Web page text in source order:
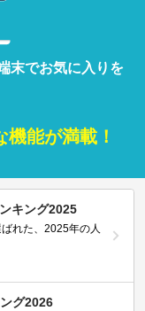
末でお気に入りを
機能が満載！
キング2025
れた、2025年の人
グ2026